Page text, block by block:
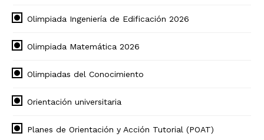
Olimpiada Ingeniería de Edificación 2026
Olimpiada Matemática 2026
Olimpiadas del Conocimiento
Orientación universitaria
Planes de Orientación y Acción Tutorial (POAT)